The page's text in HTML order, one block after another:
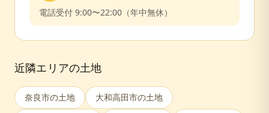
電話受付 9:00〜22:00（年中無休）
近隣エリアの土地
奈良市の土地 大和高田市の土地